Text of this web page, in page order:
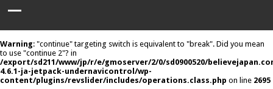
Warning: "continue" targeting switch is equivalent to "break". Did you mean
to use "continue 2"? in
/export/sd211/www/jp/r/e/gmoserver/2/0/sd0900520/
4.6.1-ja-jetpack-undernavicontrol/wp-
content/plugins/revslider/includes/operations.class.php on line 2695